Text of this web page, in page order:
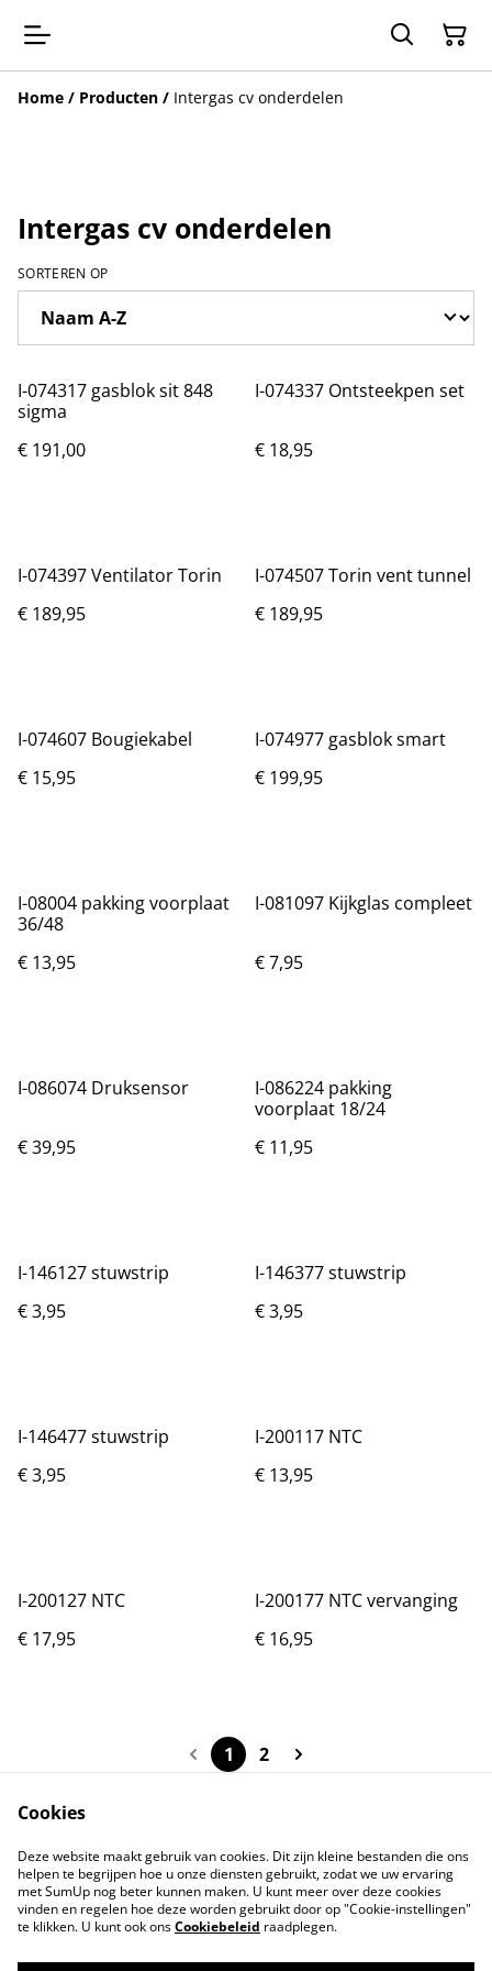
Home / Producten / Intergas cv onderdelen
Intergas cv onderdelen
SORTEREN OP
I-074317 gasblok sit 848
sigma
€ 191,00
I-074337 Ontsteekpen set
€ 18,95
I-074397 Ventilator Torin
€ 189,95
I-074507 Torin vent tunnel
€ 189,95
I-074607 Bougiekabel
€ 15,95
I-074977 gasblok smart
€ 199,95
I-08004 pakking voorplaat
36/48
€ 13,95
I-081097 Kijkglas compleet
€ 7,95
I-086074 Druksensor
€ 39,95
I-086224 pakking
voorplaat 18/24
€ 11,95
I-146127 stuwstrip
€ 3,95
I-146377 stuwstrip
€ 3,95
I-146477 stuwstrip
€ 3,95
I-200117 NTC
€ 13,95
I-200127 NTC
€ 17,95
I-200177 NTC vervanging
€ 16,95
1 2
Neem contact met
ons op
Voorwaarden
Privacybeleid
Cookiebeleid
Cookies
Deze website maakt gebruik van cookies. Dit zijn kleine bestanden die ons
helpen te begrijpen hoe u onze diensten gebruikt, zodat we uw ervaring
met SumUp nog beter kunnen maken. U kunt meer over deze cookies
vinden en regelen hoe deze worden gebruikt door op "Cookie-instellingen"
te klikken. U kunt ook onsCookiebeleid raadplegen.